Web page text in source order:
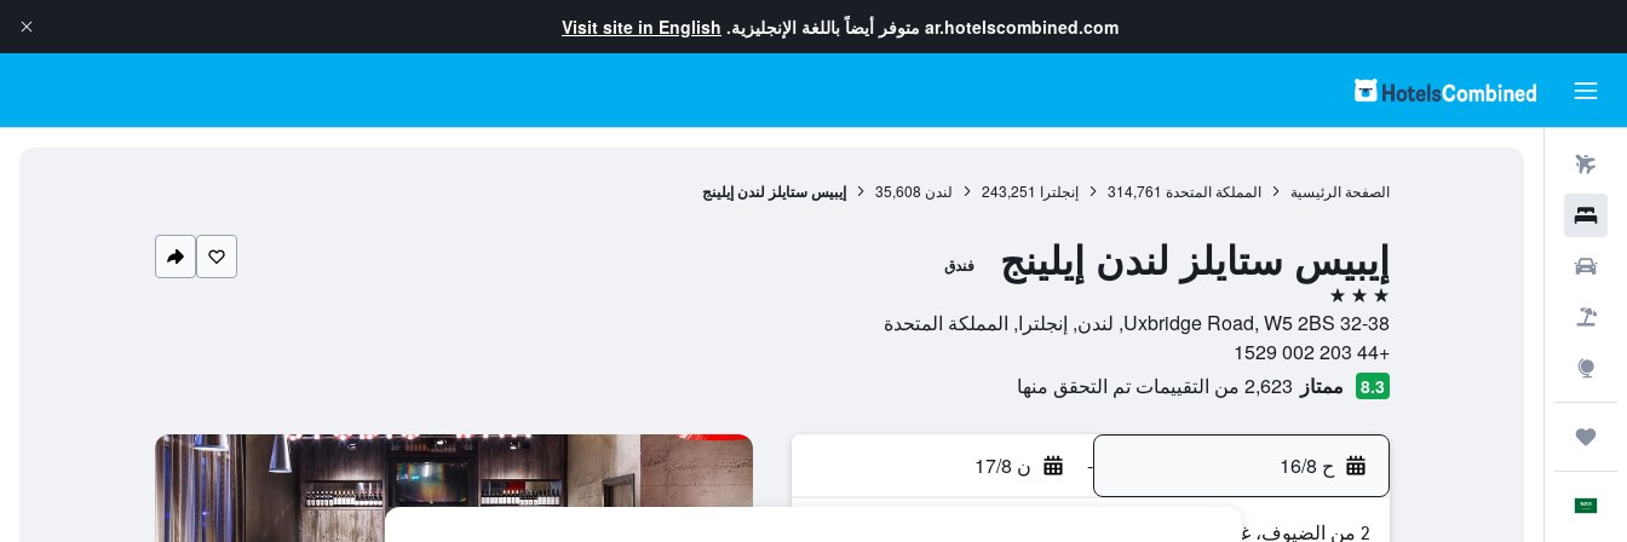
ar.hotelscombined.com متوفر أيضاً باللغة الإنجليزية. Visit site in English
الصفحة الرئيسية المملكة المتحدة 314,761 إنجلترا 243,251 لندن 35,608 إيبيس ستايلز لندن إيلينج
إيبيس ستايلز لندن إيلينج فندق
3 نجوم
32-38 Uxbridge Road, W5 2BS, لندن, إنجلترا, المملكة المتحدة
+44 203 002 1529
8.3 ممتاز 2,623 من التقييمات تم التحقق منها
ح 16/8 - ن 17/8
2 من الضيوف، غرفة واحدة